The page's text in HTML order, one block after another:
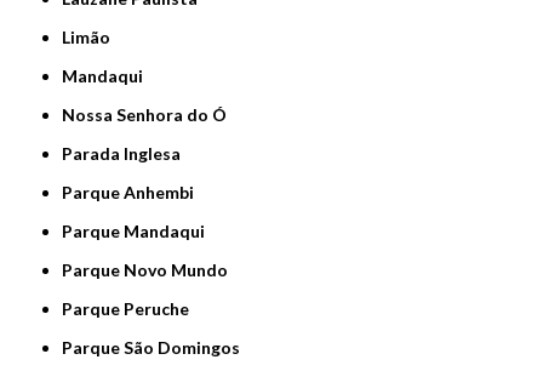
Limão
Mandaqui
Nossa Senhora do Ó
Parada Inglesa
Parque Anhembi
Parque Mandaqui
Parque Novo Mundo
Parque Peruche
Parque São Domingos